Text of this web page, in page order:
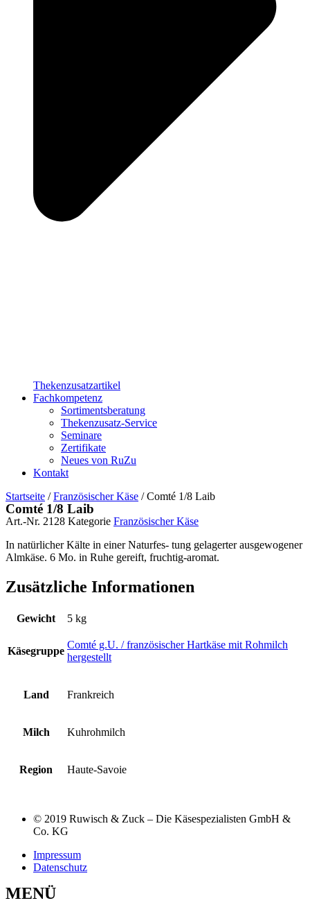
Thekenzusatzartikel
Fachkompetenz
Sortimentsberatung
Thekenzusatz-Service
Seminare
Zertifikate
Neues von RuZu
Kontakt
Startseite /Französischer Käse / Comté 1/8 Laib
Comté 1/8 Laib
Art.-Nr. 2128 Kategorie Französischer Käse
In natürlicher Kälte in einer Naturfes- tung gelagerter ausgewogener
Almkäse. 6 Mo. in Ruhe gereift, fruchtig-aromat.
Zusätzliche Informationen
Gewicht 5 kg
Käsegruppe
Comté g.U. / französischer Hartkäse mit Rohmilch
hergestellt
Land Frankreich
Milch Kuhrohmilch
Region Haute-Savoie
© 2019 Ruwisch & Zuck – Die Käsespezialisten GmbH &
Co. KG
Impressum
Datenschutz
MENÜ